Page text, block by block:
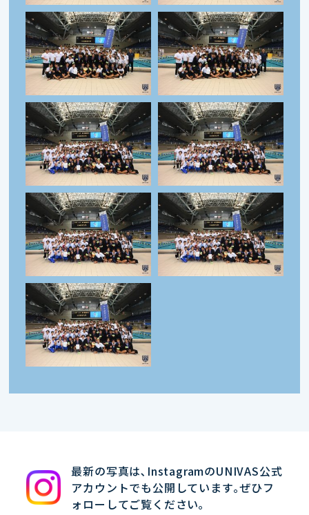
最新の写真は､InstagramのUNIVAS公式
アカウントでも公開しています｡ぜひフ
ォローしてご覧ください｡